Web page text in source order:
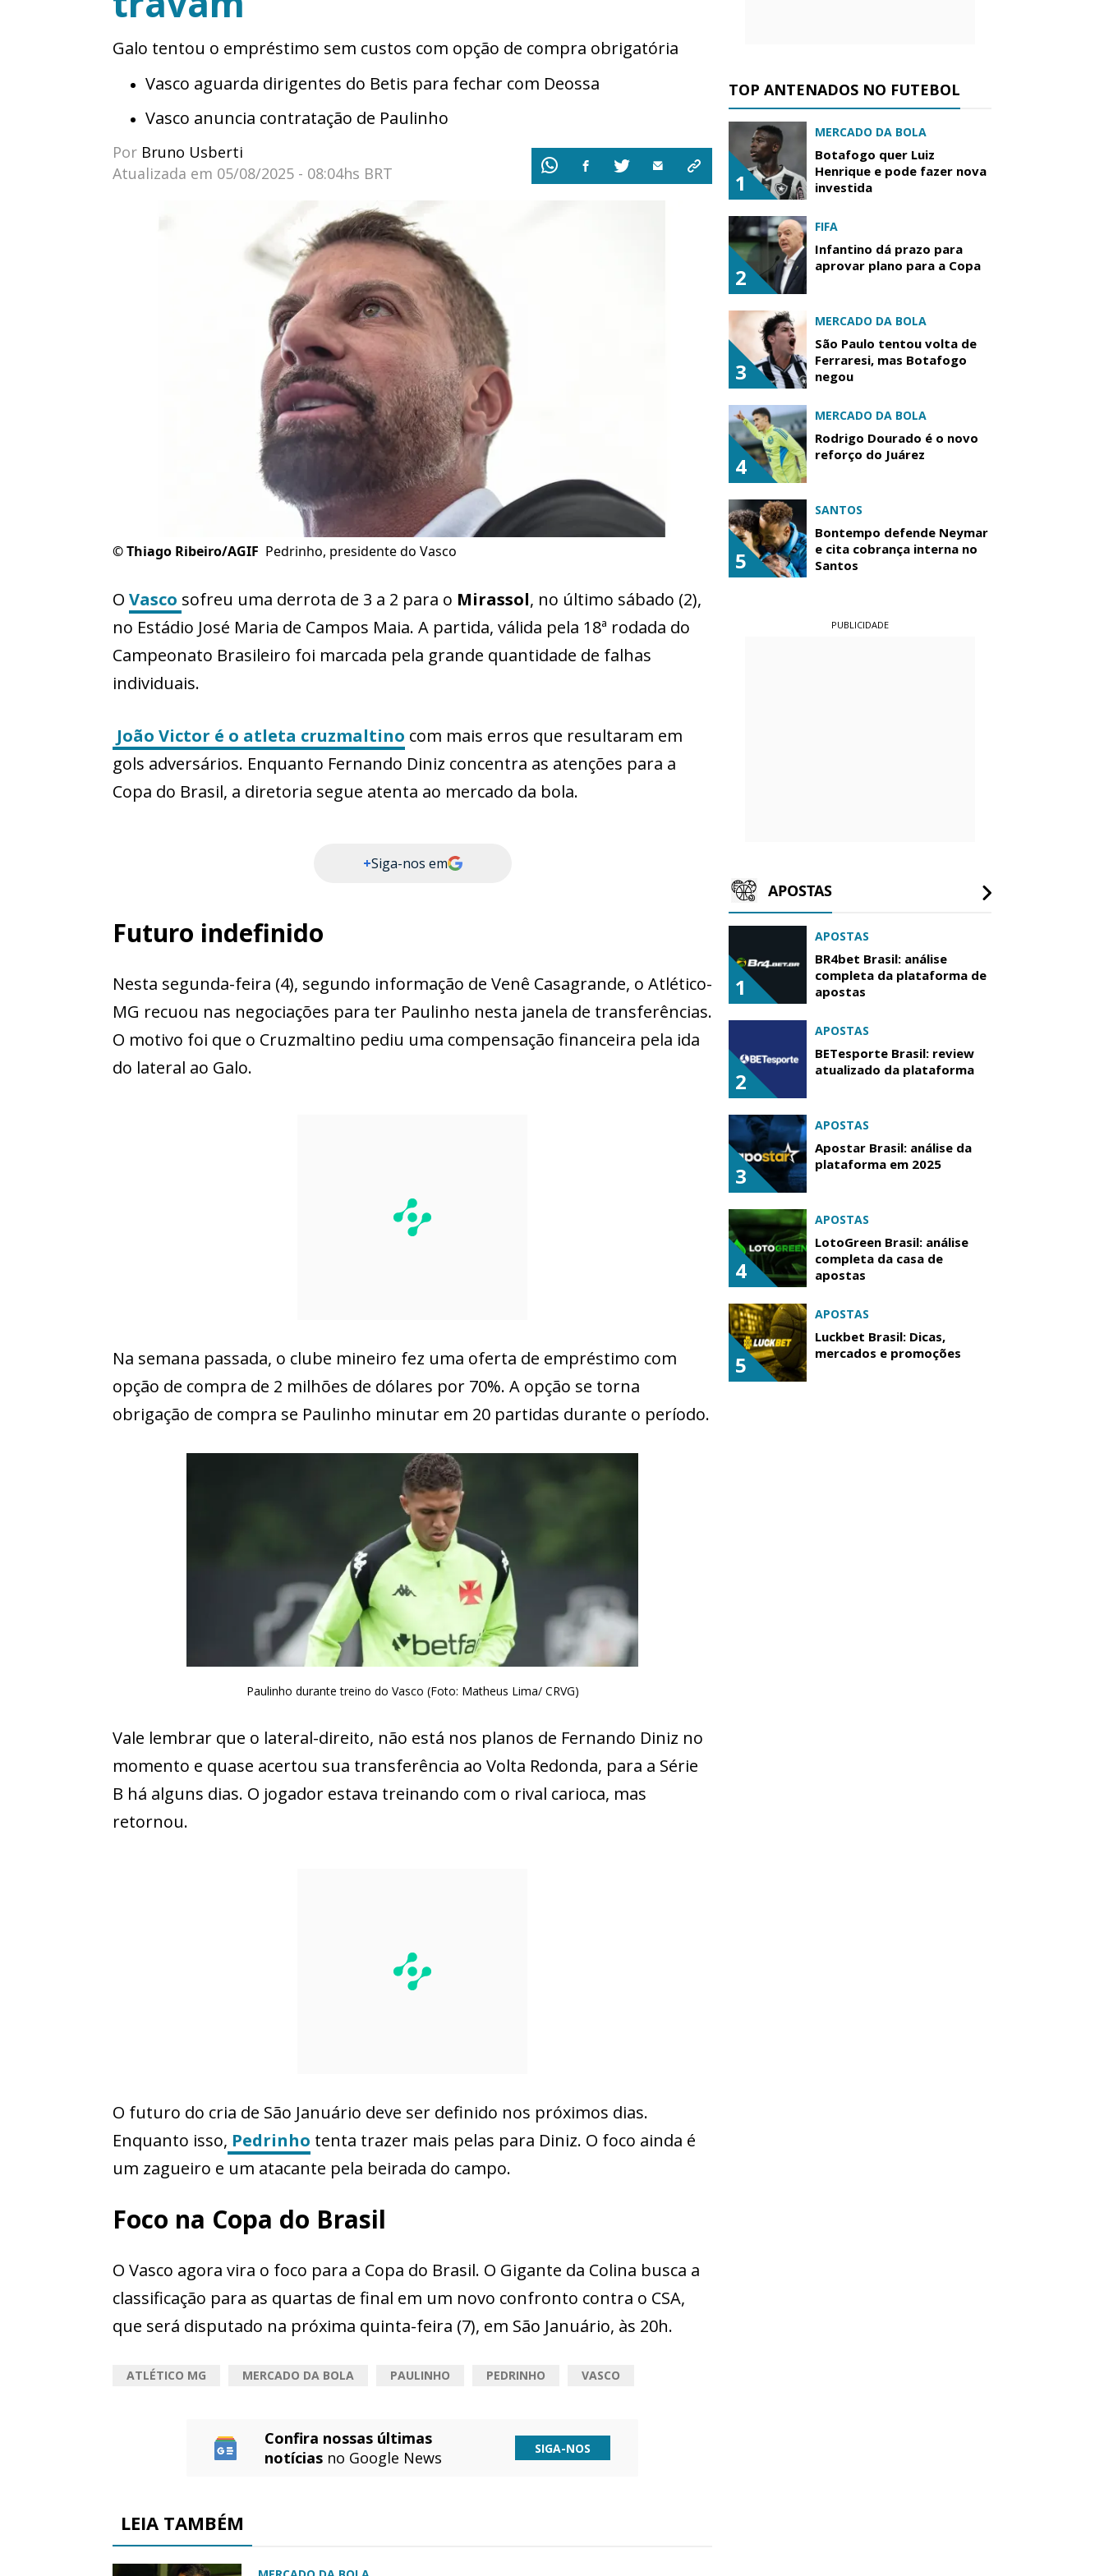
Galo tentou o empréstimo sem custos com opção de compra obrigatória
Vasco aguarda dirigentes do Betis para fechar com Deossa
Vasco anuncia contratação de Paulinho
Por Bruno Usberti
Atualizada em 05/08/2025 - 08:04hs BRT
©Thiago Ribeiro/AGIF Pedrinho, presidente do Vasco
O Vasco sofreu uma derrota de 3 a 2 para o Mirassol, no último sábado (2),
no Estádio José Maria de Campos Maia. A partida, válida pela 18ª rodada do
Campeonato Brasileiro foi marcada pela grande quantidade de falhas
individuais.
João Victor é o atleta cruzmaltino com mais erros que resultaram em
gols adversários. Enquanto Fernando Diniz concentra as atenções para a
Copa do Brasil, a diretoria segue atenta ao mercado da bola.
+Siga-nos em
Futuro indefinido
Nesta segunda-feira (4), segundo informação de Venê Casagrande, o Atlético-
MG recuou nas negociações para ter Paulinho nesta janela de transferências.
O motivo foi que o Cruzmaltino pediu uma compensação financeira pela ida
do lateral ao Galo.
Na semana passada, o clube mineiro fez uma oferta de empréstimo com
opção de compra de 2 milhões de dólares por 70%. A opção se torna
obrigação de compra se Paulinho minutar em 20 partidas durante o período.
Paulinho durante treino do Vasco (Foto: Matheus Lima/ CRVG)
Vale lembrar que o lateral-direito, não está nos planos de Fernando Diniz no
momento e quase acertou sua transferência ao Volta Redonda, para a Série
B há alguns dias. O jogador estava treinando com o rival carioca, mas
retornou.
O futuro do cria de São Januário deve ser definido nos próximos dias.
Enquanto isso, Pedrinho tenta trazer mais pelas para Diniz. O foco ainda é
um zagueiro e um atacante pela beirada do campo.
Foco na Copa do Brasil
O Vasco agora vira o foco para a Copa do Brasil. O Gigante da Colina busca a
classificação para as quartas de final em um novo confronto contra o CSA,
que será disputado na próxima quinta-feira (7), em São Januário, às 20h.
ATLÉTICO MG MERCADO DA BOLA PAULINHO PEDRINHO VASCO
Confira nossas últimas
notícias no Google News SIGA-NOS
LEIA TAMBÉM
TOP ANTENADOS NO FUTEBOL
1
MERCADO DA BOLA
Botafogo quer Luiz
Henrique e pode fazer nova
investida
2
FIFA
Infantino dá prazo para
aprovar plano para a Copa
3
MERCADO DA BOLA
São Paulo tentou volta de
Ferraresi, mas Botafogo
negou
4
MERCADO DA BOLA
Rodrigo Dourado é o novo
reforço do Juárez
5
SANTOS
Bontempo defende Neymar
e cita cobrança interna no
Santos
PUBLICIDADE
APOSTAS
1
APOSTAS
BR4bet Brasil: análise
completa da plataforma de
apostas
2
APOSTAS
BETesporte Brasil: review
atualizado da plataforma
3
APOSTAS
Apostar Brasil: análise da
plataforma em 2025
4
APOSTAS
LotoGreen Brasil: análise
completa da casa de
apostas
5
APOSTAS
Luckbet Brasil: Dicas,
mercados e promoções